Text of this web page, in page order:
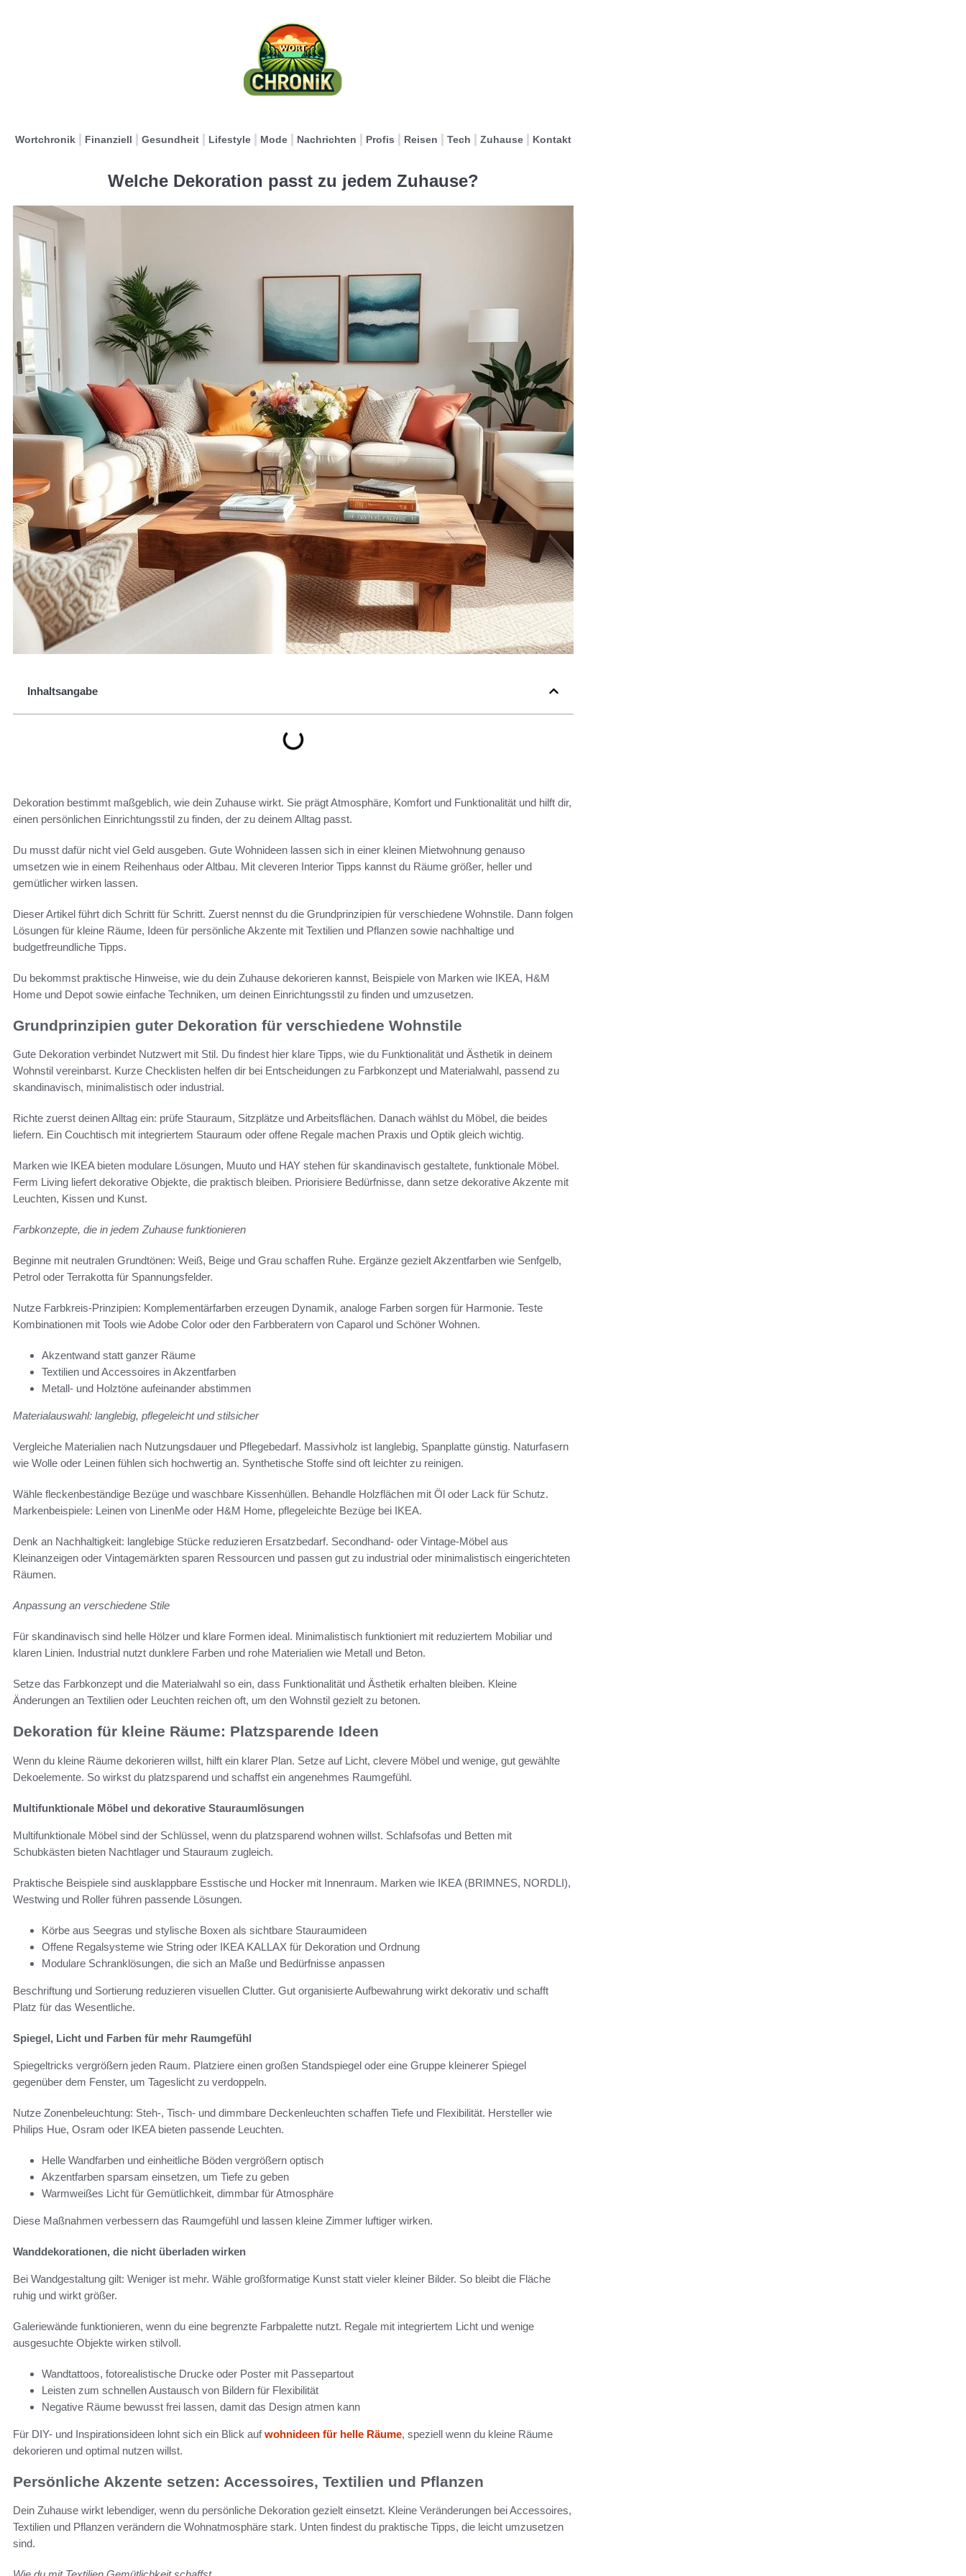
Wortchronik Finanziell Gesundheit Lifestyle Mode Nachrichten Profis Reisen Tech Zuhause Kontakt
Welche Dekoration passt zu jedem Zuhause?
Inhaltsangabe
Dekoration bestimmt maßgeblich, wie dein Zuhause wirkt. Sie prägt Atmosphäre, Komfort und Funktionalität und hilft dir,
einen persönlichen Einrichtungsstil zu finden, der zu deinem Alltag passt.
Du musst dafür nicht viel Geld ausgeben. Gute Wohnideen lassen sich in einer kleinen Mietwohnung genauso
umsetzen wie in einem Reihenhaus oder Altbau. Mit cleveren Interior Tipps kannst du Räume größer, heller und
gemütlicher wirken lassen.
Dieser Artikel führt dich Schritt für Schritt. Zuerst nennst du die Grundprinzipien für verschiedene Wohnstile. Dann folgen
Lösungen für kleine Räume, Ideen für persönliche Akzente mit Textilien und Pflanzen sowie nachhaltige und
budgetfreundliche Tipps.
Du bekommst praktische Hinweise, wie du dein Zuhause dekorieren kannst, Beispiele von Marken wie IKEA, H&M
Home und Depot sowie einfache Techniken, um deinen Einrichtungsstil zu finden und umzusetzen.
Grundprinzipien guter Dekoration für verschiedene Wohnstile
Gute Dekoration verbindet Nutzwert mit Stil. Du findest hier klare Tipps, wie du Funktionalität und Ästhetik in deinem
Wohnstil vereinbarst. Kurze Checklisten helfen dir bei Entscheidungen zu Farbkonzept und Materialwahl, passend zu
skandinavisch, minimalistisch oder industrial.
Richte zuerst deinen Alltag ein: prüfe Stauraum, Sitzplätze und Arbeitsflächen. Danach wählst du Möbel, die beides
liefern. Ein Couchtisch mit integriertem Stauraum oder offene Regale machen Praxis und Optik gleich wichtig.
Marken wie IKEA bieten modulare Lösungen, Muuto und HAY stehen für skandinavisch gestaltete, funktionale Möbel.
Ferm Living liefert dekorative Objekte, die praktisch bleiben. Priorisiere Bedürfnisse, dann setze dekorative Akzente mit
Leuchten, Kissen und Kunst.
Farbkonzepte, die in jedem Zuhause funktionieren
Beginne mit neutralen Grundtönen: Weiß, Beige und Grau schaffen Ruhe. Ergänze gezielt Akzentfarben wie Senfgelb,
Petrol oder Terrakotta für Spannungsfelder.
Nutze Farbkreis-Prinzipien: Komplementärfarben erzeugen Dynamik, analoge Farben sorgen für Harmonie. Teste
Kombinationen mit Tools wie Adobe Color oder den Farbberatern von Caparol und Schöner Wohnen.
Akzentwand statt ganzer Räume
Textilien und Accessoires in Akzentfarben
Metall- und Holztöne aufeinander abstimmen
Materialauswahl: langlebig, pflegeleicht und stilsicher
Vergleiche Materialien nach Nutzungsdauer und Pflegebedarf. Massivholz ist langlebig, Spanplatte günstig. Naturfasern
wie Wolle oder Leinen fühlen sich hochwertig an. Synthetische Stoffe sind oft leichter zu reinigen.
Wähle fleckenbeständige Bezüge und waschbare Kissenhüllen. Behandle Holzflächen mit Öl oder Lack für Schutz.
Markenbeispiele: Leinen von LinenMe oder H&M Home, pflegeleichte Bezüge bei IKEA.
Denk an Nachhaltigkeit: langlebige Stücke reduzieren Ersatzbedarf. Secondhand- oder Vintage-Möbel aus
Kleinanzeigen oder Vintagemärkten sparen Ressourcen und passen gut zu industrial oder minimalistisch eingerichteten
Räumen.
Anpassung an verschiedene Stile
Für skandinavisch sind helle Hölzer und klare Formen ideal. Minimalistisch funktioniert mit reduziertem Mobiliar und
klaren Linien. Industrial nutzt dunklere Farben und rohe Materialien wie Metall und Beton.
Setze das Farbkonzept und die Materialwahl so ein, dass Funktionalität und Ästhetik erhalten bleiben. Kleine
Änderungen an Textilien oder Leuchten reichen oft, um den Wohnstil gezielt zu betonen.
Dekoration für kleine Räume: Platzsparende Ideen
Wenn du kleine Räume dekorieren willst, hilft ein klarer Plan. Setze auf Licht, clevere Möbel und wenige, gut gewählte
Dekoelemente. So wirkst du platzsparend und schaffst ein angenehmes Raumgefühl.
Multifunktionale Möbel und dekorative Stauraumlösungen
Multifunktionale Möbel sind der Schlüssel, wenn du platzsparend wohnen willst. Schlafsofas und Betten mit
Schubkästen bieten Nachtlager und Stauraum zugleich.
Praktische Beispiele sind ausklappbare Esstische und Hocker mit Innenraum. Marken wie IKEA (BRIMNES, NORDLI),
Westwing und Roller führen passende Lösungen.
Körbe aus Seegras und stylische Boxen als sichtbare Stauraumideen
Offene Regalsysteme wie String oder IKEA KALLAX für Dekoration und Ordnung
Modulare Schranklösungen, die sich an Maße und Bedürfnisse anpassen
Beschriftung und Sortierung reduzieren visuellen Clutter. Gut organisierte Aufbewahrung wirkt dekorativ und schafft
Platz für das Wesentliche.
Spiegel, Licht und Farben für mehr Raumgefühl
Spiegeltricks vergrößern jeden Raum. Platziere einen großen Standspiegel oder eine Gruppe kleinerer Spiegel
gegenüber dem Fenster, um Tageslicht zu verdoppeln.
Nutze Zonenbeleuchtung: Steh-, Tisch- und dimmbare Deckenleuchten schaffen Tiefe und Flexibilität. Hersteller wie
Philips Hue, Osram oder IKEA bieten passende Leuchten.
Helle Wandfarben und einheitliche Böden vergrößern optisch
Akzentfarben sparsam einsetzen, um Tiefe zu geben
Warmweißes Licht für Gemütlichkeit, dimmbar für Atmosphäre
Diese Maßnahmen verbessern das Raumgefühl und lassen kleine Zimmer luftiger wirken.
Wanddekorationen, die nicht überladen wirken
Bei Wandgestaltung gilt: Weniger ist mehr. Wähle großformatige Kunst statt vieler kleiner Bilder. So bleibt die Fläche
ruhig und wirkt größer.
Galeriewände funktionieren, wenn du eine begrenzte Farbpalette nutzt. Regale mit integriertem Licht und wenige
ausgesuchte Objekte wirken stilvoll.
Wandtattoos, fotorealistische Drucke oder Poster mit Passepartout
Leisten zum schnellen Austausch von Bildern für Flexibilität
Negative Räume bewusst frei lassen, damit das Design atmen kann
Für DIY- und Inspirationsideen lohnt sich ein Blick aufwohnideen für helle Räume, speziell wenn du kleine Räume
dekorieren und optimal nutzen willst.
Persönliche Akzente setzen: Accessoires, Textilien und Pflanzen
Dein Zuhause wirkt lebendiger, wenn du persönliche Dekoration gezielt einsetzt. Kleine Veränderungen bei Accessoires,
Textilien und Pflanzen verändern die Wohnatmosphäre stark. Unten findest du praktische Tipps, die leicht umzusetzen
sind.